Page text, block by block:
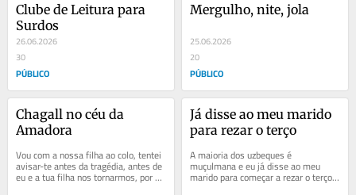
Clube de Leitura para
Surdos
26.06.2026
30
PÚBLICO
Mergulho, nite, jola
25.06.2026
20
PÚBLICO
Chagall no céu da
Amadora
Vou com a nossa filha ao colo, tentei
avisar-te antes da tragédia, antes de
eu e a tua filha nos tornarmos, por
segundos, um Chagall no céu da...
Já disse ao meu marido
para rezar o terço
A maioria dos uzbeques é
muçulmana e eu já disse ao meu
marido para começar a rezar o terço,
porque sempre quero ver se a